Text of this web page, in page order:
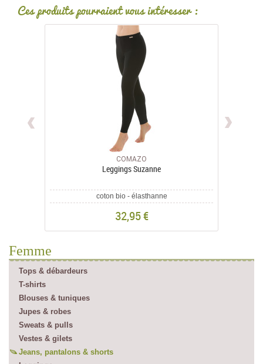
Ces produits pourraient vous intéresser :
COMAZO
Leggings Suzanne
coton bio - élasthanne
32,95 €
Femme
Tops & débardeurs
T-shirts
Blouses & tuniques
Jupes & robes
Sweats & pulls
Vestes & gilets
Jeans, pantalons & shorts